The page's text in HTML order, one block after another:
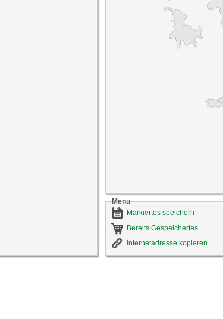
Menu
Markiertes speichern
Bereits Gespeichertes
Internetadresse kopieren